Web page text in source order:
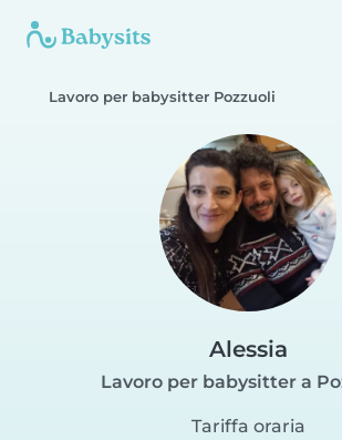
Lavoro per babysitter Pozzuoli
Alessia
Lavoro per babysitter a
Tariffa oraria